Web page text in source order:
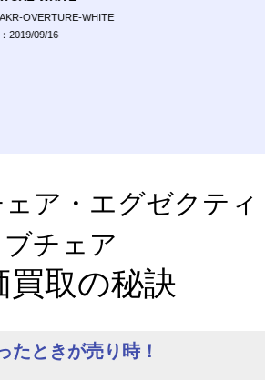
ア・エグゼクティ
ブチェア
買取の秘訣
ときが売り時！